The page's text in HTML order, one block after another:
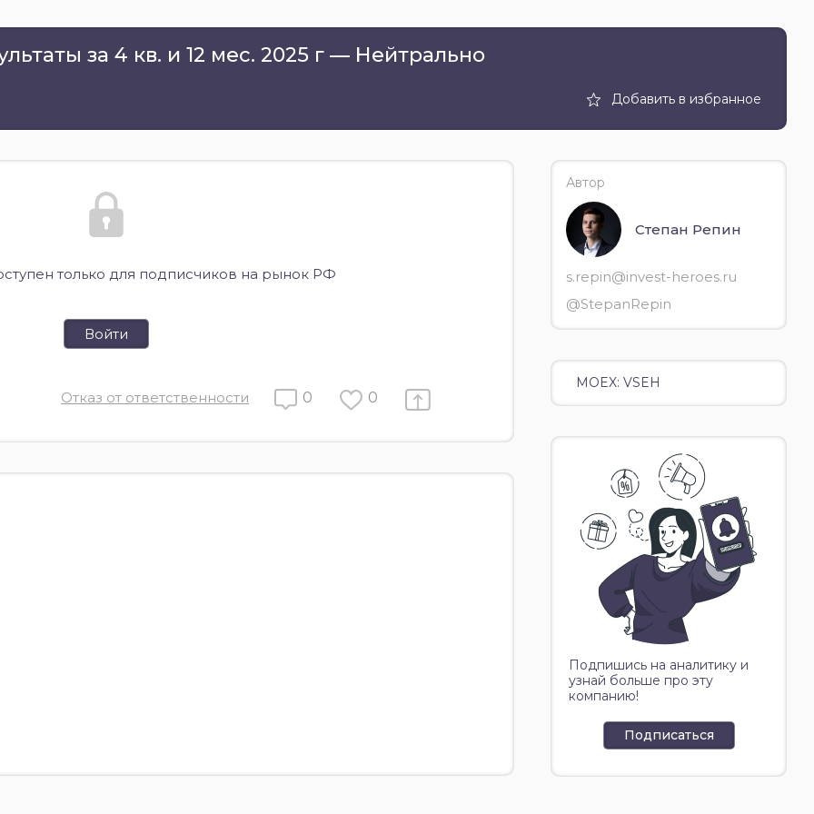
за 4 кв. и 12 мес. 2025 г — Нейтрально
Добавить в избранное
только для подписчиков на рынок РФ
Войти
Отказ от ответственности 0 0
Автор
Степан Репин
s.repin@invest-heroes.ru
@StepanRepin
MOEX: VSEH
Подпишись на аналитику и
узнай больше про эту
компанию!
Подписаться